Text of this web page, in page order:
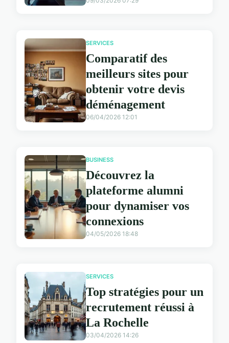
SERVICES
Comparatif des
meilleurs sites pour
obtenir votre devis
déménagement
06/04/2026 12:01
BUSINESS
Découvrez la
plateforme alumni
pour dynamiser vos
connexions
04/05/2026 18:48
SERVICES
Top stratégies pour un
recrutement réussi à
La Rochelle
03/04/2026 14:26